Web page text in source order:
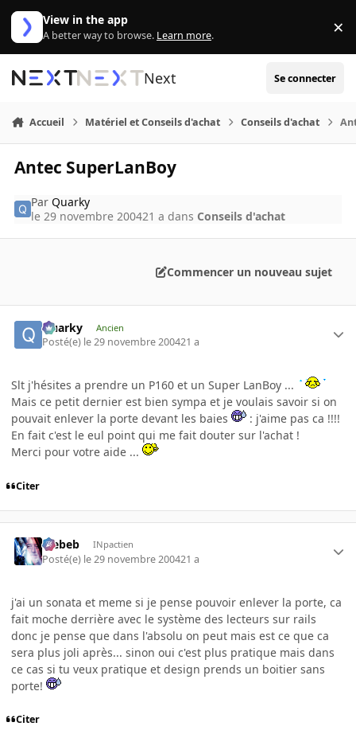
Aller au contenu
View in the app
A better way to browse. Learn more. ×
Next Se connecter
Accueil Matériel et Conseils d'achat Conseils d'achat
Antec SuperLanBoy
ParQuarky
le 29 novembre 200421 a dans Conseils d'achat
Commencer un nouveau sujet
Quarky Ancien
Posté(e) le 29 novembre 200421 a
Slt j'hésites a prendre un P160 et un Super LanBoy ...
Mais ce petit dernier est bien sympa et je voulais savoir si on
pouvait enlever la porte devant les baies
: j'aime pas ca !!!!
En fait c'est le eul point qui me fait douter sur l'achat !
Merci pour votre aide ...
Citer
Trebeb INpactien
Posté(e) le 29 novembre 200421 a
j'ai un sonata et meme si je pense pouvoir enlever la porte, ca
fait moche derrière avec le système des lecteurs sur rails
donc je pense que dans l'absolu on peut mais est ce que ca
sera plus joli après... sinon oui c'est plus pratique mais dans
ce cas si tu veux pratique et design prends un boitier sans
porte!
Citer